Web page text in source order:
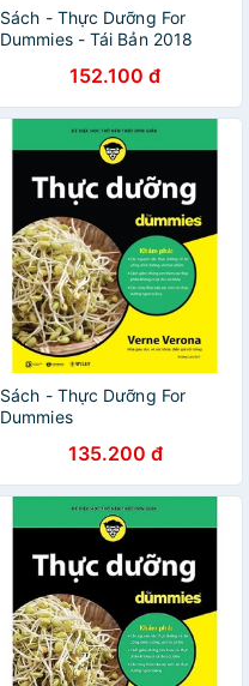
Sách - Thực Dưỡng For
Dummies - Tái Bản 2018
152.100 đ
Sách - Thực Dưỡng For
Dummies
135.200 đ